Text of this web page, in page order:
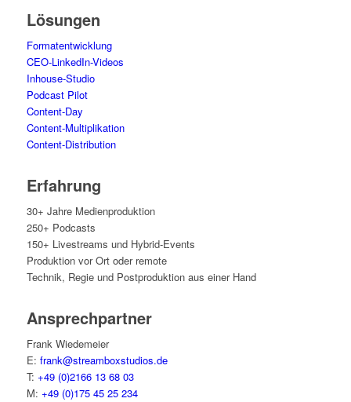
Lösun­gen
For­ma­t­ent­wick­lung
CEO-Lin­ke­dIn-Vide­os
Inhouse-Stu­dio
Pod­cast Pilot
Con­tent-Day
Con­tent-Mul­ti­pli­ka­ti­on
Con­tent-Dis­tri­bu­ti­on
Erfah­rung
30+ Jah­re Medienproduktion
250+ Podcasts
150+ Live­streams und Hybrid-Events
Pro­duk­ti­on vor Ort oder remote
Tech­nik, Regie und Post­pro­duk­ti­on aus einer Hand
Ansprech­part­ner
Frank Wie­demei­er
E: frank@streamboxstudios.de
T: +49 (0)2166 13 68 03
M: +49 (0)175 45 25 234